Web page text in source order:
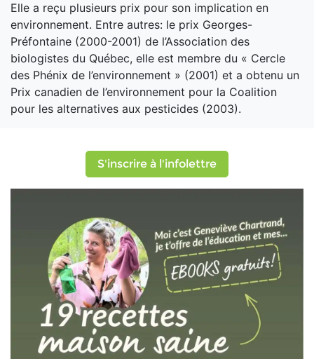
Elle a reçu plusieurs prix pour son implication en
environnement. Entre autres: le prix Georges-
Préfontaine (2000-2001) de l’Association des
biologistes du Québec, elle est membre du « Cercle
des Phénix de l’environnement » (2001) et a obtenu un
Prix canadien de l’environnement pour la Coalition
pour les alternatives aux pesticides (2003).
S'inscrire à l'infolettre